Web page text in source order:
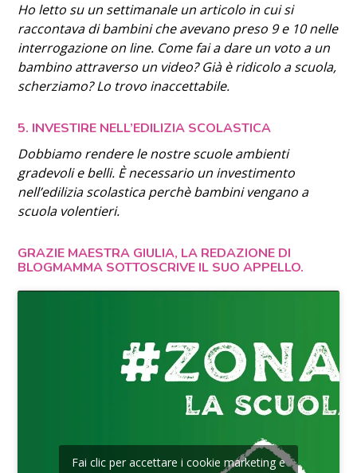
Ho letto su un settimanale un articolo in cui si
raccontava di bambini che avevano preso 9 e 10 nelle
interrogazione on line. Come fai a dare un voto a un
bambino attraverso un video? Già è ridicolo a scuola,
scherziamo? Lo trovo inaccettabile.
5. INVESTIRE NELL’EDILIZIA SCOLASTICA
Dobbiamo rendere le nostre scuole ambienti
gradevoli e belli. È necessario un investimento
nell’edilizia scolastica perchè bambini vengano a
scuola volentieri.
GRAZIE MAESTRA GIULIA, LA REDAZIONE DI
BLOGMAMMA SOTTOSCRIVE IL SUO APPELLO.
Fai clic per accettare i cookie marketing e